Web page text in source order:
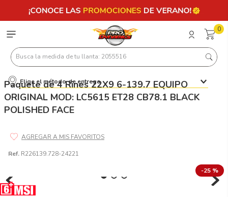
0
Busca la medida de tu llanta: 2055516
Elige el método de entrega
Paquete de 4 Rines 22X9 6-139.7 EQUIPO
ORIGINAL MOD: LC5615 ET28 CB78.1 BLACK
POLISHED FACE
Ref. R226139.728-24221
-25 %
Términos más buscados
5 185